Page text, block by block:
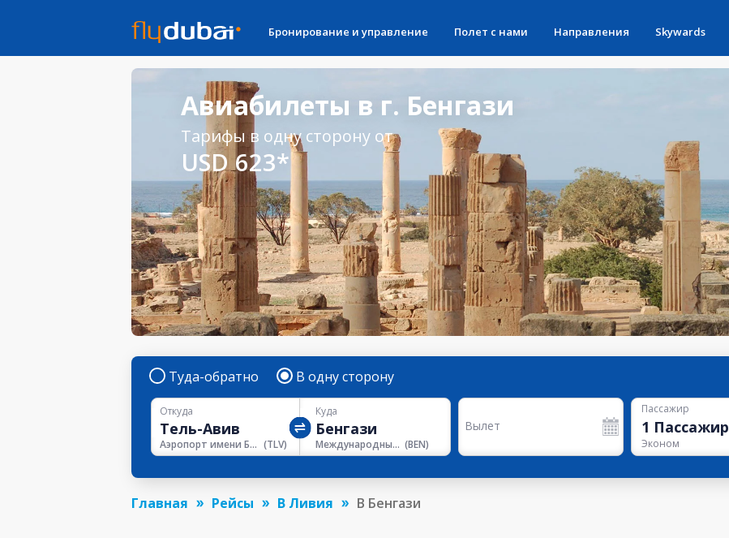
Бронирование и управление Полет с нами Направления Skywards
Авиабилеты в г. Бенгази
Тарифы в одну сторону от
USD 623*
Туда-обратно В одну сторону
Откуда
Аэропорт имени Бен-Гуриона (TLV)
Куда
Международный аэропорт Бенина (BEN)
Вылет
Пассажир
1 Пассажир
Эконом
Главная Рейсы В Ливия В Бенгази